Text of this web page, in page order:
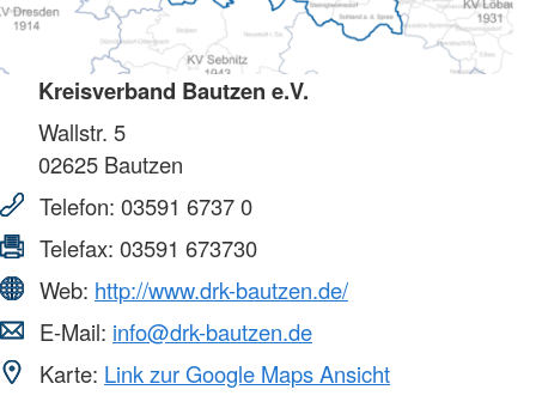
Kreisverband Bautzen e.V.
Wallstr. 5
02625 Bautzen
Telefon: 03591 6737 0
Telefax: 03591 673730
Web: http://www.drk-bautzen.de/
E-Mail: info@drk-bautzen.de
Karte: Link zur Google Maps Ansicht